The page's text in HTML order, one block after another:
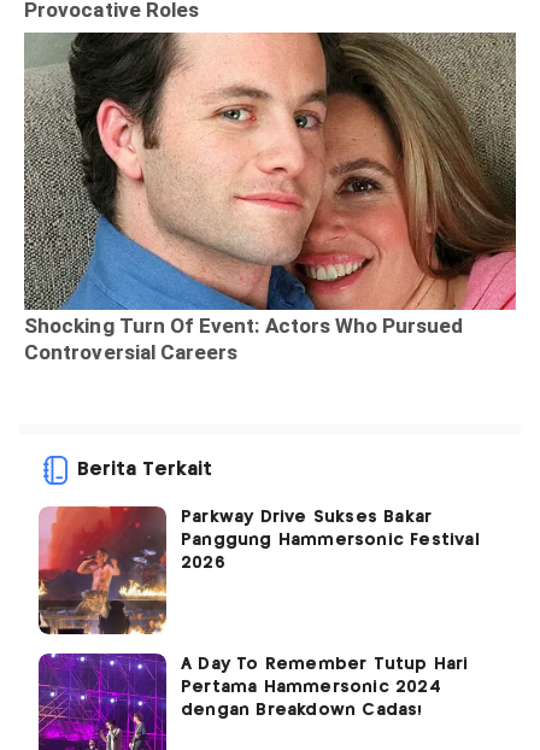
Berita Terkait
Parkway Drive Sukses Bakar
Panggung Hammersonic Festival
2026
A Day To Remember Tutup Hari
Pertama Hammersonic 2024
dengan Breakdown Cadas!